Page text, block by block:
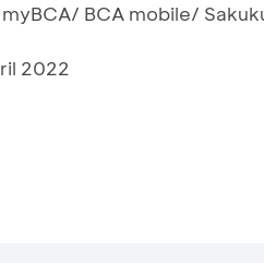
BCA mobile/
2022